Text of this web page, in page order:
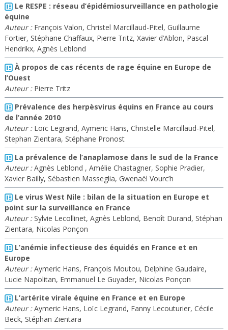
Le RESPE : réseau d’épidémiosurveillance en pathologie
équine
Auteur :François Valon, Christel Marcillaud-Pitel, Guillaume
Fortier, Stéphane Chaffaux, Pierre Tritz, Xavier d’Ablon, Pascal
Hendrikx, Agnès Leblond
À propos de cas récents de rage équine en Europe de
l’Ouest
Auteur :Pierre Tritz
Prévalence des herpèsvirus équins en France au cours
de l’année 2010
Auteur :Loïc Legrand, Aymeric Hans, Christelle Marcillaud-Pitel,
Stephan Zientara, Stéphane Pronost
La prévalence de l’anaplamose dans le sud de la France
Auteur :Agnès Leblond , Amélie Chastagner, Sophie Pradier,
Xavier Bailly, Sébastien Masseglia, Gwenaël Vourc’h
Le virus West Nile : bilan de la situation en Europe et
point sur la surveillance en France
Auteur :Sylvie Lecollinet, Agnès Leblond, Benoît Durand, Stéphan
Zientara, Nicolas Ponçon
L’anémie infectieuse des équidés en France et en
Europe
Auteur :Aymeric Hans, François Moutou, Delphine Gaudaire,
Lucie Napolitan, Emmanuel Le Guyader, Nicolas Ponçon
L’artérite virale équine en France et en Europe
Auteur :Aymeric Hans, Loïc Legrand, Fanny Lecouturier, Cécile
Beck, Stéphan Zientara